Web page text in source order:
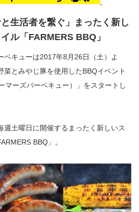
と生活者を繋ぐ」まったく新し
ル「FARMERS BBQ」
ベキューは2017年8月26日（土）よ
菜とみやじ豚を使用したBBQイベント
マーズバーベキュー）」をスタートし
週土曜日に開催するまったく新しいス
BBQ」。